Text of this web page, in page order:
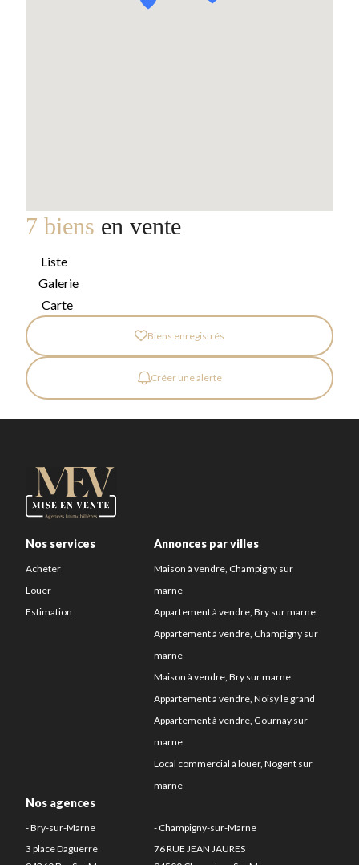
7 biens en vente
Liste
Galerie
Carte
Biens enregistrés
Créer une alerte
Nos services
Acheter
Louer
Estimation
Annonces par villes
Maison à vendre, Champigny sur
marne
Appartement à vendre, Bry sur marne
Appartement à vendre, Champigny sur
marne
Maison à vendre, Bry sur marne
Appartement à vendre, Noisy le grand
Appartement à vendre, Gournay sur
marne
Local commercial à louer, Nogent sur
marne
Nos agences
- Bry-sur-Marne
3 place Daguerre
- Champigny-sur-Marne
76 RUE JEAN JAURES